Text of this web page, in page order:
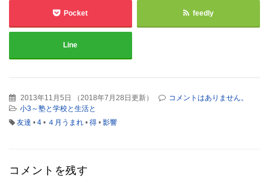
Pocket feedly
Line
2013年11月5日 （2018年7月28日更新）
コメントはありません。
小3～塾と学校と生活と
友達 • 4 • ４月うまれ • 得 • 影響
コメントを残す